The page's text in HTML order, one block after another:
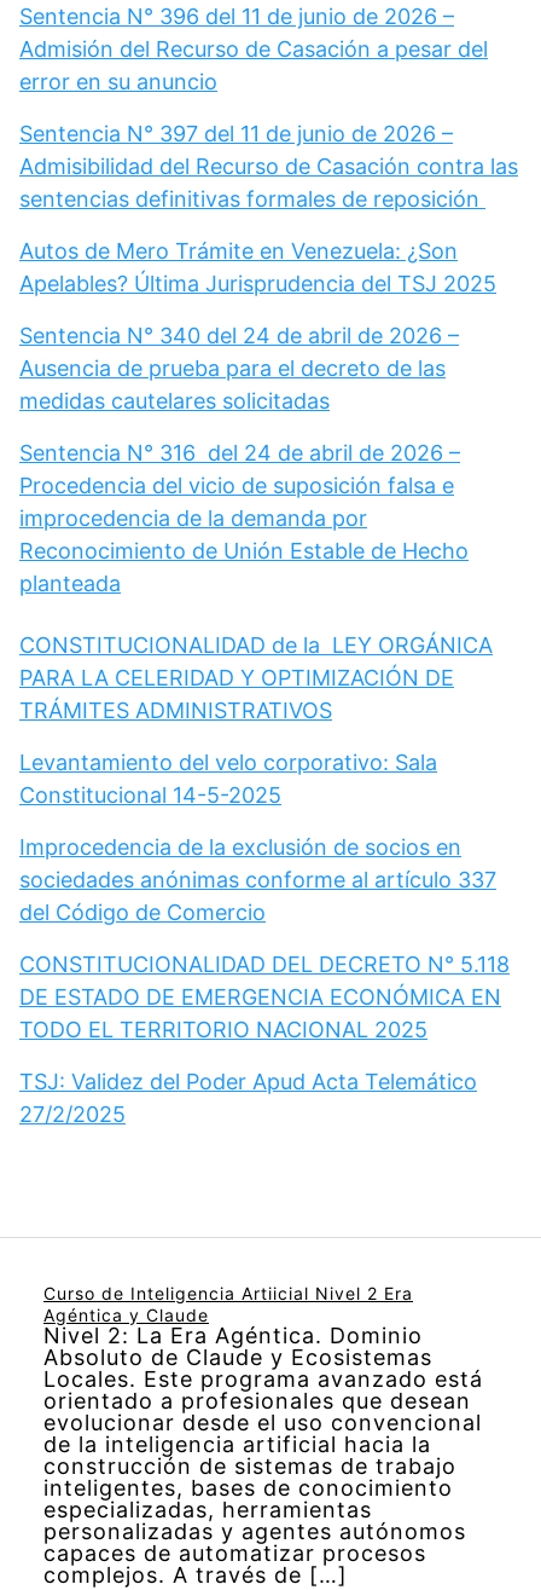
Sentencia N° 396 del 11 de junio de 2026 –
Admisión del Recurso de Casación a pesar del
error en su anuncio
Sentencia N° 397 del 11 de junio de 2026 –
Admisibilidad del Recurso de Casación contra las
sentencias definitivas formales de reposición
Autos de Mero Trámite en Venezuela: ¿Son
Apelables? Última Jurisprudencia del TSJ 2025
Sentencia N° 340 del 24 de abril de 2026 –
Ausencia de prueba para el decreto de las
medidas cautelares solicitadas
Sentencia N° 316 del 24 de abril de 2026 –
Procedencia del vicio de suposición falsa e
improcedencia de la demanda por
Reconocimiento de Unión Estable de Hecho
planteada
CONSTITUCIONALIDAD de la LEY ORGÁNICA
PARA LA CELERIDAD Y OPTIMIZACIÓN DE
TRÁMITES ADMINISTRATIVOS
Levantamiento del velo corporativo: Sala
Constitucional 14-5-2025
Improcedencia de la exclusión de socios en
sociedades anónimas conforme al artículo 337
del Código de Comercio
CONSTITUCIONALIDAD DEL DECRETO N° 5.118
DE ESTADO DE EMERGENCIA ECONÓMICA EN
TODO EL TERRITORIO NACIONAL 2025
TSJ: Validez del Poder Apud Acta Telemático
27/2/2025
Curso de Inteligencia Artiicial Nivel 2 Era
Agéntica y Claude
Nivel 2: La Era Agéntica. Dominio
Absoluto de Claude y Ecosistemas
Locales. Este programa avanzado está
orientado a profesionales que desean
evolucionar desde el uso convencional
de la inteligencia artificial hacia la
construcción de sistemas de trabajo
inteligentes, bases de conocimiento
especializadas, herramientas
personalizadas y agentes autónomos
capaces de automatizar procesos
complejos. A través de […]